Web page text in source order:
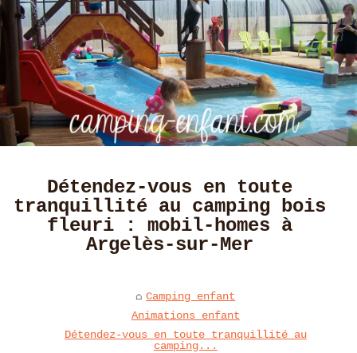
Détendez-vous en toute
tranquillité au camping bois
fleuri : mobil-homes à
Argelès-sur-Mer
Camping enfant
Animations enfant
Détendez-vous en toute tranquillité au
camping...